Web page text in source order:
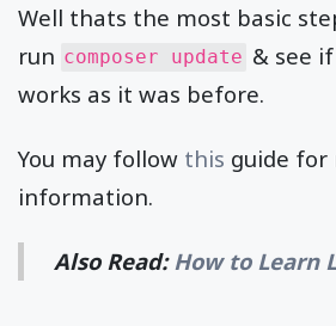
Well thats the most basic
run composer update & see
works as it was before.
You may follow this guide for
information.
Also Read:How to Learn